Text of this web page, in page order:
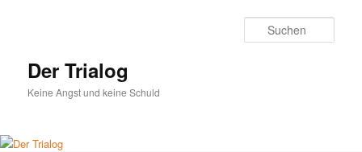
Der Trialog
Keine Angst und keine Schuld